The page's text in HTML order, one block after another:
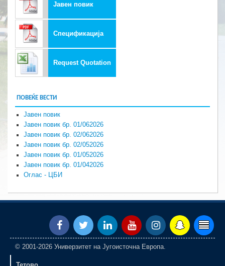
Јавен повик
Спецификација
Request Quotation
ПОВЕЌЕ ВЕСТИ
Јавен повик
Јавен повик бр. 01/062026
Јавен повик бр. 02/062026
Јавен повик бр. 02/052026
Јавен повик бр. 01/052026
Јавен повик бр. 01/042026
Оглас - ЦБИ
© 2001-2026 Универзитет на Југоисточна Европа.